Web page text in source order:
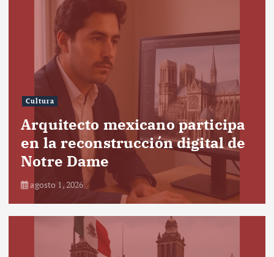
Cultura
Arquitecto mexicano participa
en la reconstrucción digital de
Notre Dame
agosto 1, 2026